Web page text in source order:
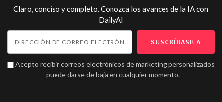
Claro, conciso y completo. Conozca los avances de la IA con
DailyAI
Acepto recibir correos electrónicos de marketing personalizados
- puede darse de baja en cualquier momento.